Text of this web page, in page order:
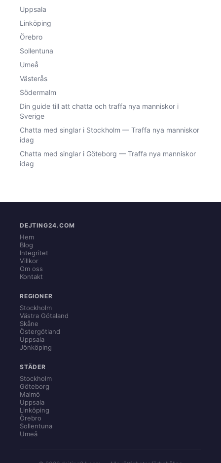
Uppsala
Linköping
Örebro
Sollentuna
Umeå
Västerås
Södermalm
Din guide till att chatta och traffa nya manniskor i
Sverige
Chatta med singlar i Stockholm — Traffa nya manniskor
idag
Chatta med singlar i Göteborg — Traffa nya manniskor
idag
DEJTING24.COM
Hem
Blog
Integritet
Villkor
Om oss
Kontakt
REGIONER
Stockholm
Västra Götaland
Skåne
Östergötland
Uppsala
Jönköping
STÄDER
Stockholm
Göteborg
Malmö
Uppsala
Linköping
Örebro
Sollentuna
Umeå